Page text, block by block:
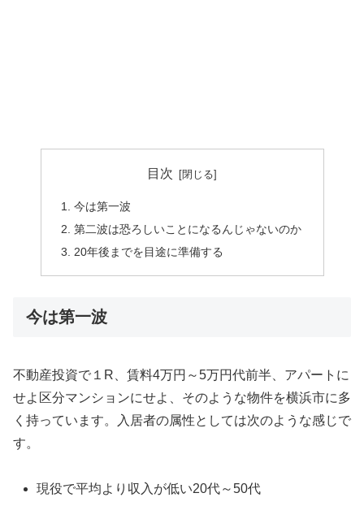
目次
今は第一波
第二波は恐ろしいことになるんじゃないのか
20年後までを目途に準備する
今は第一波
不動産投資で１R、賃料4万円～5万円代前半、アパートに
せよ区分マンションにせよ、そのような物件を横浜市に多
く持っています。入居者の属性としては次のような感じで
す。
現役で平均より収入が低い20代～50代